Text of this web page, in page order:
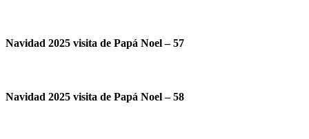
Navidad 2025 visita de Papá Noel – 57
Navidad 2025 visita de Papá Noel – 58